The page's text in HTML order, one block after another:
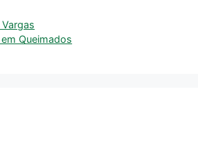
Queimados